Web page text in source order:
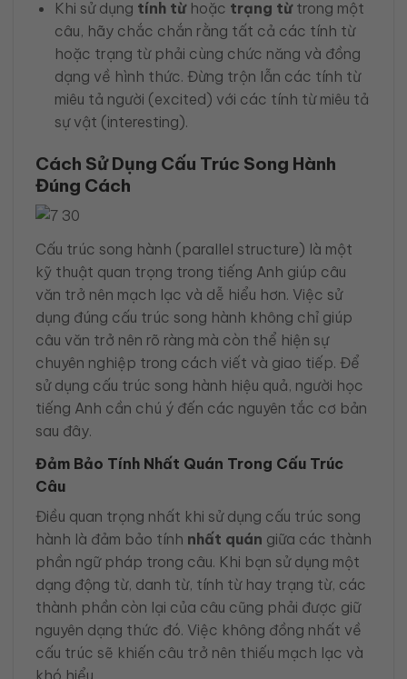
Khi sử dụng tính từhoặc trạng từtrong một
câu, hãy chắc chắn rằng tất cả các tính từ
hoặc trạng từ phải cùng chức năng và đồng
dạng về hình thức. Đừng trộn lẫn các tính từ
miêu tả người (excited) với các tính từ miêu tả
sự vật (interesting).
Cách Sử Dụng Cấu Trúc Song Hành
Đúng Cách
Cấu trúc song hành (parallel structure) là một
kỹ thuật quan trọng trong tiếng Anh giúp câu
văn trở nên mạch lạc và dễ hiểu hơn. Việc sử
dụng đúng cấu trúc song hành không chỉ giúp
câu văn trở nên rõ ràng mà còn thể hiện sự
chuyên nghiệp trong cách viết và giao tiếp. Để
sử dụng cấu trúc song hành hiệu quả, người học
tiếng Anh cần chú ý đến các nguyên tắc cơ bản
sau đây.
Đảm Bảo Tính Nhất Quán Trong Cấu Trúc
Câu
Điều quan trọng nhất khi sử dụng cấu trúc song
hành là đảm bảo tính nhất quán giữa các thành
phần ngữ pháp trong câu. Khi bạn sử dụng một
dạng động từ, danh từ, tính từ hay trạng từ, các
thành phần còn lại của câu cũng phải được giữ
nguyên dạng thức đó. Việc không đồng nhất về
cấu trúc sẽ khiến câu trở nên thiếu mạch lạc và
khó hiểu.